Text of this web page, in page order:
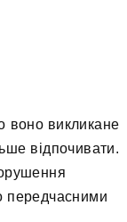
воно викликане
відпочивати.
передчасними